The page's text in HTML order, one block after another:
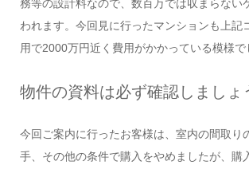
務等の設計料なので、数百万では収まらない
われます。今回見に行ったマンションも上記
用で2000万円近く費用がかかっている模様で
物件の資料は必ず確認しましょ
今回ご案内に行ったお客様は、室内の間取り
手、その他の条件で購入をやめましたが、購